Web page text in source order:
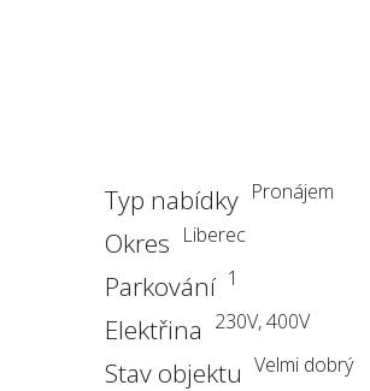
Typ nabídky Pronájem
Okres Liberec
Parkování 1
Elektřina 230V, 400V
Stav objektu Velmi dobrý